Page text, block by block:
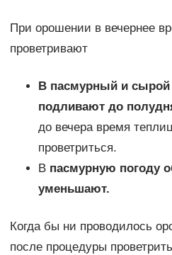
При орошении в вечернее
проветривают
В пасмурный и
подливают до
до вечера время
проветриться.
В пасмурную погоду
уменьшают.
Когда бы ни проводилось
после процедуры